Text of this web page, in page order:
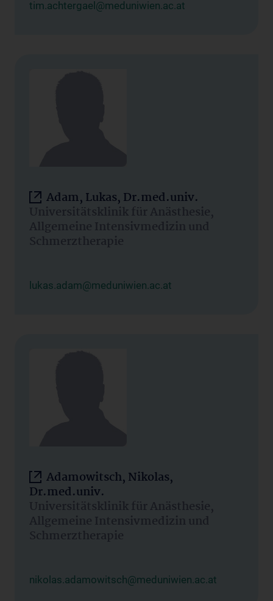
tim.achtergael@meduniwien.ac.at
Adam, Lukas, Dr.med.univ.
Universitätsklinik für Anästhesie,
Allgemeine Intensivmedizin und
Schmerztherapie
lukas.adam@meduniwien.ac.at
Adamowitsch, Nikolas,
Dr.med.univ.
Universitätsklinik für Anästhesie,
Allgemeine Intensivmedizin und
Schmerztherapie
nikolas.adamowitsch@meduniwien.ac.at